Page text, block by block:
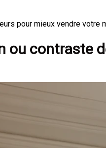
pour mieux vendre votre
ou contraste